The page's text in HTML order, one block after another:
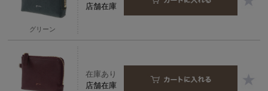
グリーン
店舗在庫
在庫あり
店舗在庫